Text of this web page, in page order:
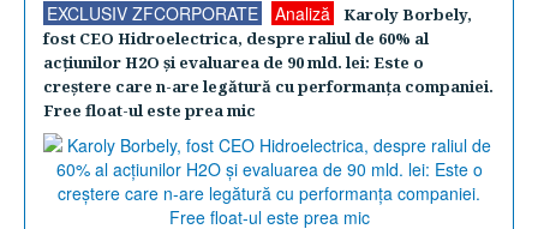
EXCLUSIV ZFCORPORATE Analiză
Karoly Borbely,
fost CEO Hidroelectrica, despre raliul de 60% al
acţiunilor H2O şi evaluarea de 90 mld. lei: Este o
creştere care n-are legătură cu performanţa companiei.
Free float-ul este prea mic